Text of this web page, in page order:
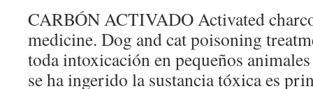
CARBÓN ACTIVADO Activated
medicine. Dog and cat poisoning
toda intoxicación en pequeños
se ha ingerido la sustancia tóxica es